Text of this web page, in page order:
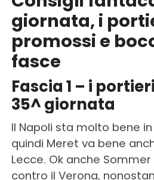
giornata, i
promossi e
fasce
Fascia 1 – i
35^ giornata
Il Napoli sta molto bene
quindi Meret va bene
Lecce. Ok anche Sommer
contro il Verona,